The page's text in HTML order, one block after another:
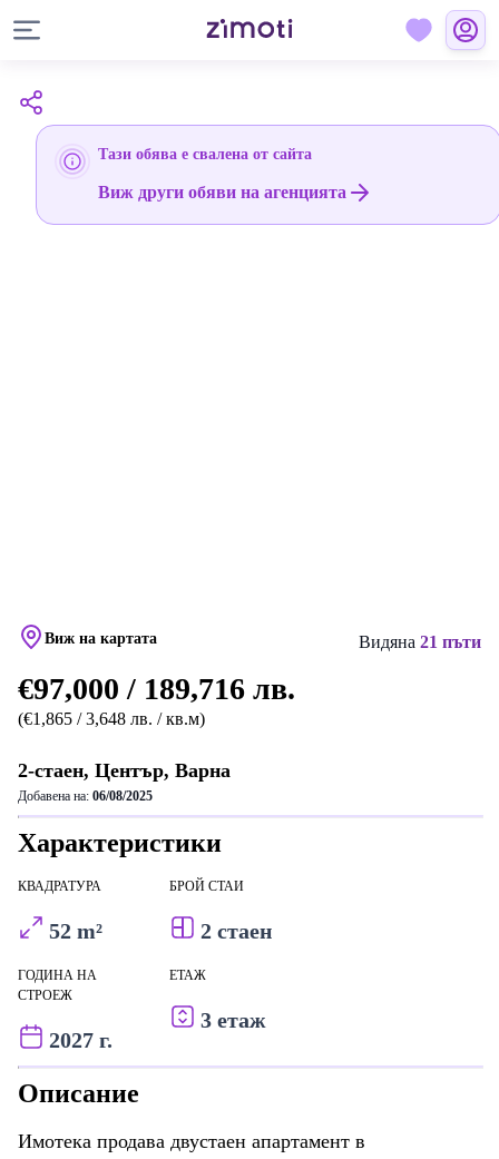
Тази обява е свалена от сайта
Виж други обяви на агенцията
Виж на картата Видяна 21 пъти
€97,000 / 189,716 лв.
(€1,865 / 3,648 лв. / кв.м)
2-стаен, Център, Варна
Добавена на: 06/08/2025
Характеристики
КВАДРАТУРА
52 m²
БРОЙ СТАИ
2 стаен
ГОДИНА НА
СТРОЕЖ
2027 г.
ЕТАЖ
3 етаж
Описание
Имотека продава двустаен апартамент в